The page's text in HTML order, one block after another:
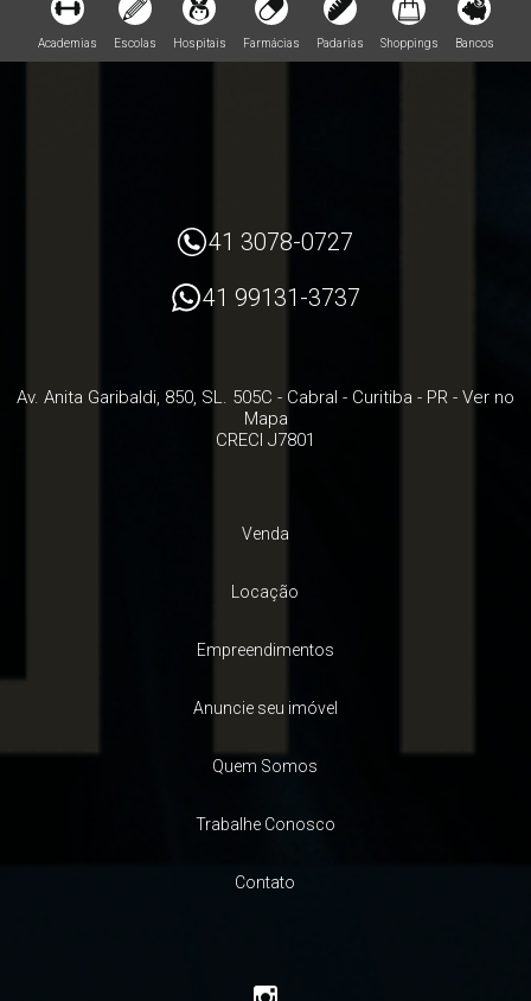
Academias Escolas Hospitais Farmácias Padarias Shoppings Bancos
41 3078-0727
41 99131-3737
Av. Anita Garibaldi, 850, SL. 505C - Cabral - Curitiba - PR - Ver no
Mapa
CRECI J7801
Venda
Locação
Empreendimentos
Anuncie seu imóvel
Quem Somos
Trabalhe Conosco
Contato